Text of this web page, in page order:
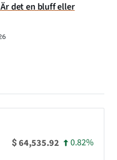
det en bluff eller
$64,535.92 0.82%